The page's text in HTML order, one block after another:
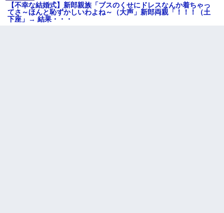
【不幸な結婚式】新郎親族「ブスのくせにドレスなんか着ちゃっ
てさ～ほんと恥ずかしいわよね～（大声」新郎両親「！！！（土
下座」→ 結果・・・